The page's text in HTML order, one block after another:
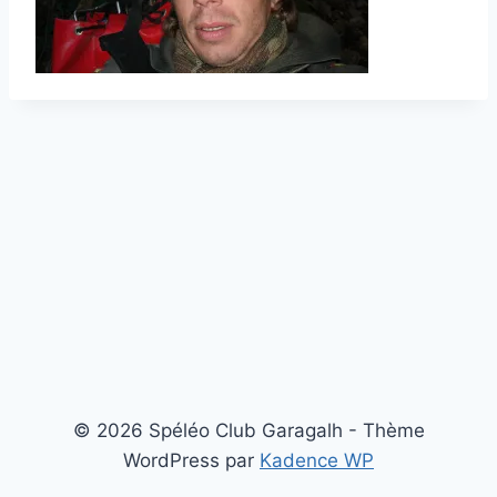
© 2026 Spéléo Club Garagalh - Thème
WordPress par Kadence WP